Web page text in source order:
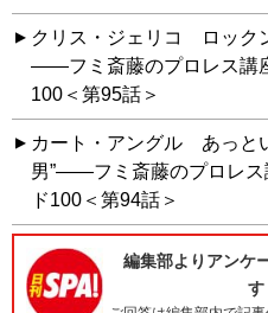
クリス・ジェリコ ロック
――フミ斎藤のプロレス講
100＜第95話＞
カート・アングル あっと
男”――フミ斎藤のプロレス
ド100＜第94話＞